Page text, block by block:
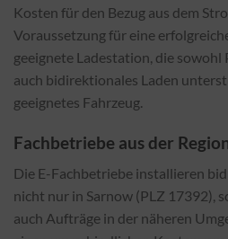
Kosten für den Bezug aus dem
Voraussetzung für eine
geeignete Ladestation, die sowohl
auch bidirektionales Laden
geeignetes Fahrzeug.
Fachbetriebe aus der
Die E-Fachbetriebe installieren
nicht nur in Sarnow (PLZ 17392),
auch Aufträge in der näheren